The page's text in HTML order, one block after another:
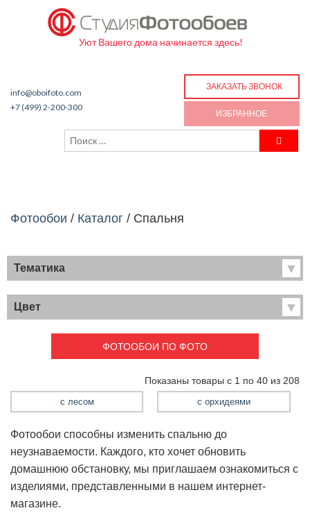
Уют Вашего дома начинается здесь!
info@oboifoto.com
+7 (499) 2-200-300
ЗАКАЗАТЬ ЗВОНОК
ИЗБРАННОЕ
Фотообои / Каталог / Спальня
Тематика
Хиты продаж
Фрески
Детские
Карты
Перспектива
Города
Живопись
Природа
Моря и пляжи
Спорт
Небо и космос
Еда и напитки
Архитектура
Транспорт
Камин
Фэнтези
Граффити
Дорога
Цвет
ФОТООБОИ ПО ФОТО
Показаны товары с 1 по 40 из 208
с лесом с орхидеями
Фотообои способны изменить спальню до
неузнаваемости. Каждого, кто хочет обновить
домашнюю обстановку, мы приглашаем ознакомиться с
изделиями, представленными в нашем интернет-
магазине.